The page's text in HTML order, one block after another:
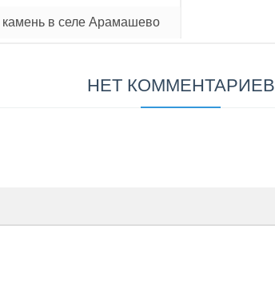
в селе Арамашево
НЕТ КОММЕНТАРИЕВ